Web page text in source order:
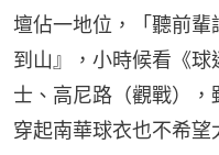
壇佔一地位，「聽前
到山』，小時候看《
士、高尼路（觀戰）
穿起南華球衣也不希望